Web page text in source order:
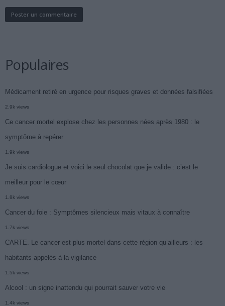
Populaires
Médicament retiré en urgence pour risques graves et données falsifiées
2.9k views
Ce cancer mortel explose chez les personnes nées après 1980 : le
symptôme à repérer
1.9k views
Je suis cardiologue et voici le seul chocolat que je valide : c’est le
meilleur pour le cœur
1.8k views
Cancer du foie : Symptômes silencieux mais vitaux à connaître
1.7k views
CARTE. Le cancer est plus mortel dans cette région qu’ailleurs : les
habitants appelés à la vigilance
1.5k views
Alcool : un signe inattendu qui pourrait sauver votre vie
1.4k views